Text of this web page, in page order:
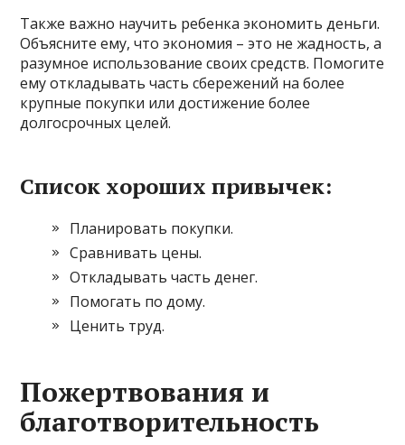
Также важно научить ребенка экономить деньги.
Объясните ему, что экономия – это не жадность, а
разумное использование своих средств. Помогите
ему откладывать часть сбережений на более
крупные покупки или достижение более
долгосрочных целей.
Список хороших привычек:
Планировать покупки.
Сравнивать цены.
Откладывать часть денег.
Помогать по дому.
Ценить труд.
Пожертвования и
благотворительность